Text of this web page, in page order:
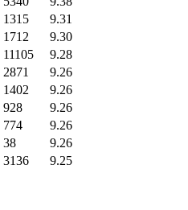
1315
9.31
1712
9.30
11105
9.28
2871
9.26
1402
9.26
928
9.26
774
9.26
38
9.26
3136
9.25